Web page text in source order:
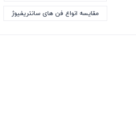
مقایسه انواع فن های سانتریفیوژ